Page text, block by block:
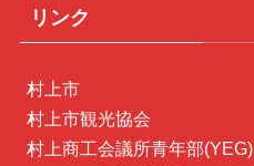
リンク
村上市
村上市観光協会
村上商工会議所青年部(YEG)